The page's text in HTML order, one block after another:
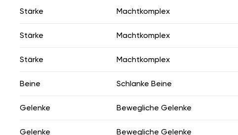
Stärke Machtkomplex
Stärke Machtkomplex
Stärke Machtkomplex
Beine Schlanke Beine
Gelenke Bewegliche Gelenke
Gelenke Bewegliche Gelenke